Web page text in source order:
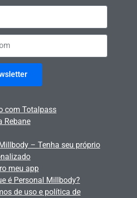
com Totalpass
Rebane
– Tenha seu próprio
meu app
é Personal Millbody?
de uso e política de